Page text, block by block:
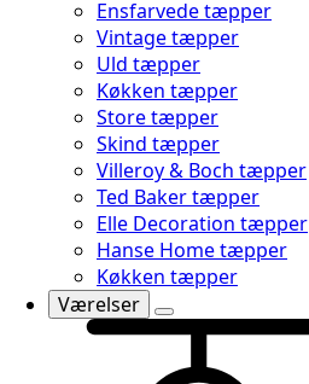
Ensfarvede tæpper
Vintage tæpper
Uld tæpper
Køkken tæpper
Store tæpper
Skind tæpper
Villeroy & Boch tæpper
Ted Baker tæpper
Elle Decoration tæpper
Hanse Home tæpper
Køkken tæpper
Værelser